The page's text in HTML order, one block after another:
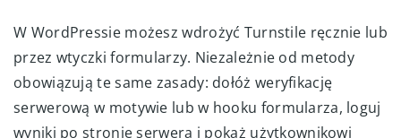
W WordPressie możesz wdrożyć Turnstile ręcznie lub
przez wtyczki formularzy. Niezależnie od metody
obowiązują te same zasady: dołóż weryfikację
serwerową w motywie lub w hooku formularza, loguj
wyniki po stronie serwera i pokaż użytkownikowi